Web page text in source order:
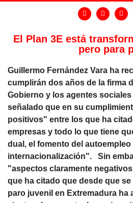
El Plan 3E está
pero para
Guillermo Fernández Vara ha
cumplirán dos años de la firma
Gobierno y los agentes
señalado que en su
positivos" entre los que ha
empresas y todo lo que tiene
dual, el fomento del
internacionalización". Sin
"aspectos claramente
que ha citado que desde que se
paro juvenil en Extremadura ha